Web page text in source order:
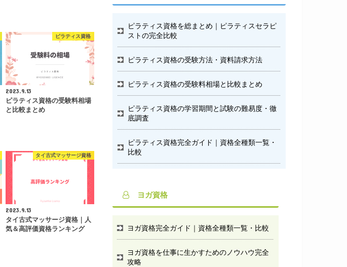
ピラティス資格
2023.9.13
ピラティス資格の受験料相場
と比較まとめ
タイ古式マッサージ資格
2023.9.13
タイ古式マッサージ資格｜人
気＆高評価資格ランキング
ピラティス資格を総まとめ｜ピラティスセラピ
ストの完全比較
ピラティス資格の受験方法・資料請求方法
ピラティス資格の受験料相場と比較まとめ
ピラティス資格の学習期間と試験の難易度・徹
底調査
ピラティス資格完全ガイド｜資格全種類一覧・
比較
ヨガ資格
ヨガ資格完全ガイド｜資格全種類一覧・比較
ヨガ資格を仕事に生かすためのノウハウ完全
攻略